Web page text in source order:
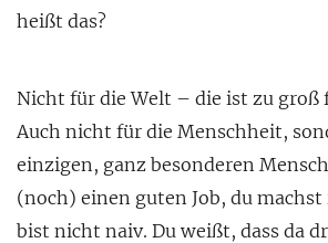
heißt das?
Nicht für die Welt – die ist zu groß
Auch nicht für die Menschheit,
einzigen, ganz besonderen
(noch) einen guten Job, du
bist nicht naiv. Du weißt, dass da